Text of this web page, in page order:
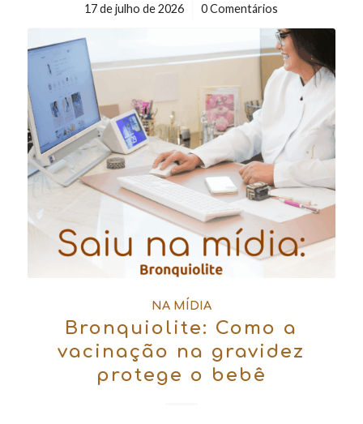
17 de julho de 2026
/ 0 Comentários
NA MÍDIA
Bronquiolite: Como a
vacinação na gravidez
protege o bebê